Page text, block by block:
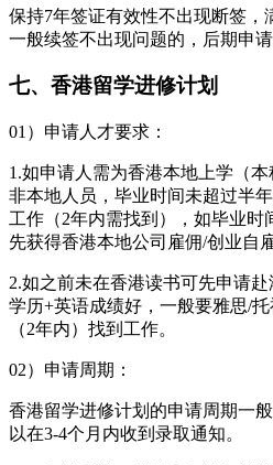
保持7年签证有效性不出现断签，
一般续签不出现问题的，后期申
七、香港留学进修计划
01）申请人才要求：
1.如申请人需为香港本地上学（
非本地人员，毕业时间未超过半
工作（2年内需找到），如毕业
先获得香港本地公司雇佣/创业自
2.如之前未在香港读书可先申请
学历+英语成绩好，一般要雅思/
（2年内）找到工作。
02）申请周期：
香港留学进修计划的申请周期一
以在3-4个月内收到录取通知。